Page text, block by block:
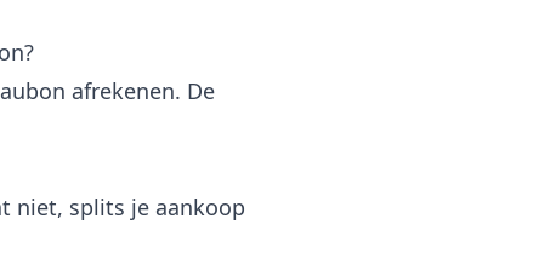
afrekenen. De
niet, splits je aankoop